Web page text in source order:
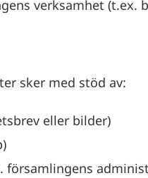
verksamhet (t.ex.
sker med stöd av:
eller bilder)
församlingens